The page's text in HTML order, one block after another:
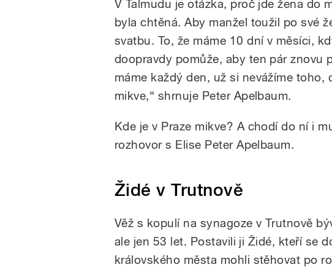
V Talmudu je otázka, proč jde žena do
byla chtěná. Aby manžel toužil po své
svatbu. To, že máme 10 dní v měsíci,
doopravdy pomůže, aby ten pár znovu
máme každý den, už si nevážíme toho,
mikve,“ shrnuje Peter Apelbaum.
Kde je v Praze mikve? A chodí do ní i
rozhovor s Elise Peter Apelbaum.
Židé v Trutnově
Věž s kopulí na synagoze v Trutnově
ale jen 53 let. Postavili ji Židé, kteří se
královského města mohli stěhovat po